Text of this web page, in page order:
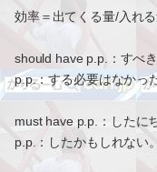
効率＝出てくる量/入れ
should have p.p.：すべ
p.p.：する必要はなかっ
must have p.p.：したに
p.p.：したかもしれない